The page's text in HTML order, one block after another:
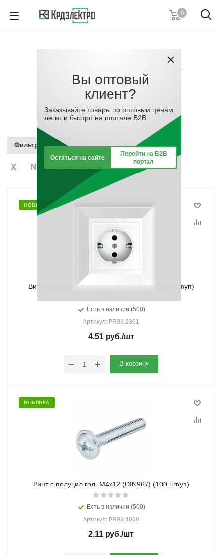
0
-
Винт/шуруп по металлу
Винт/шуруп по металлу
Фильтр
НОВИНКА
Винт М6х10 с крестообразным шлицем (100 шт/уп)
Есть в наличии (500)
Артикул: PR08.2361
4.51руб./шт
В корзину
НОВИНКА
Винт с полуцил.гол. M4х12 (DIN967) (100 шт/уп)
Есть в наличии (500)
Артикул: PR08.4990
2.11 руб./шт
Вы оптовый
клиент?
Заказывайте товары по оптовым ценам
легко и быстро на портале B2B!
Остаться на сайте
Перейти на B2B
портал